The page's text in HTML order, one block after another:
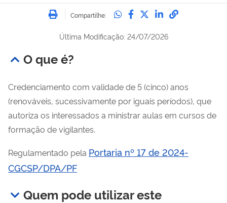
Imprimir
Compartilhe: Compartilhe no
Compartilhe no
Compartilhe no
Compartilhe
Última Modificação: 24/07/2026
O que é?
Credenciamento com validade de 5 (cinco) anos
(renováveis, sucessivamente por iguais períodos), que
autoriza os interessados a ministrar aulas em cursos de
formação de vigilantes.
Regulamentado pela Portaria nº 17 de 2024-
CGCSP/DPA/PF
Quem pode utilizar este